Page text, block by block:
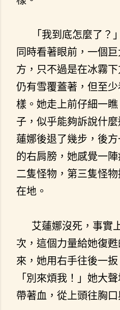
「我到底怎麼了？
同時看著眼前，一個
方，只不過是在冰霧
仍有雪覆蓋著，但至
樣。她走上前仔細一
子，似乎能夠訴說什
蓮娜後退了幾步，後
的右肩膀，她感覺一
二隻怪物，第三隻怪
在地。
艾蓮娜沒死，事實
次，這個力量給她復
來，她用右手往後一
「別來煩我！」她大
帶著血，從上頭往胸口